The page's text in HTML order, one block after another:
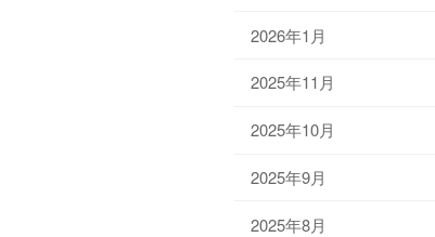
2026年1月
2025年11月
2025年10月
2025年9月
2025年8月